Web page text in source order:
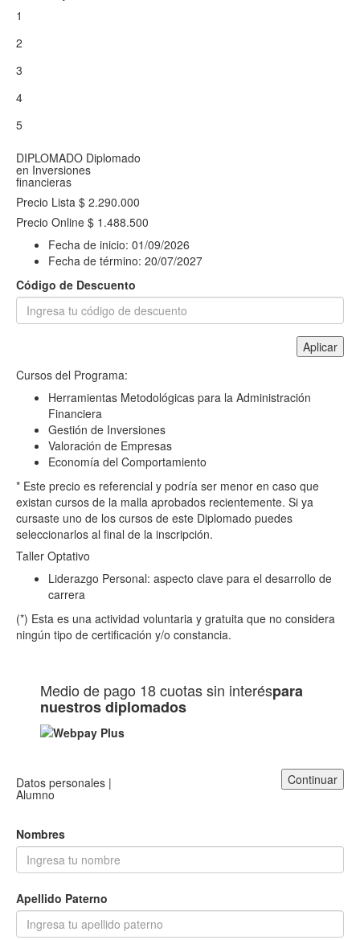
1
2
3
4
5
DIPLOMADO Diplomado
en Inversiones
financieras
Precio Lista $ 2.290.000
Precio Online $ 1.488.500
Fecha de inicio: 01/09/2026
Fecha de término: 20/07/2027
Código de Descuento
Aplicar
Cursos del Programa:
Herramientas Metodológicas para la Administración
Financiera
Gestión de Inversiones
Valoración de Empresas
Economía del Comportamiento
* Este precio es referencial y podría ser menor en caso que
existan cursos de la malla aprobados recientemente. Si ya
cursaste uno de los cursos de este Diplomado puedes
seleccionarlos al final de la inscripción.
Taller Optativo
Liderazgo Personal: aspecto clave para el desarrollo de
carrera
(*) Esta es una actividad voluntaria y gratuita que no considera
ningún tipo de certificación y/o constancia.
Medio de pago 18 cuotas sin interéspara
nuestros diplomados
Continuar
Datos personales |
Alumno
Nombres
Apellido Paterno